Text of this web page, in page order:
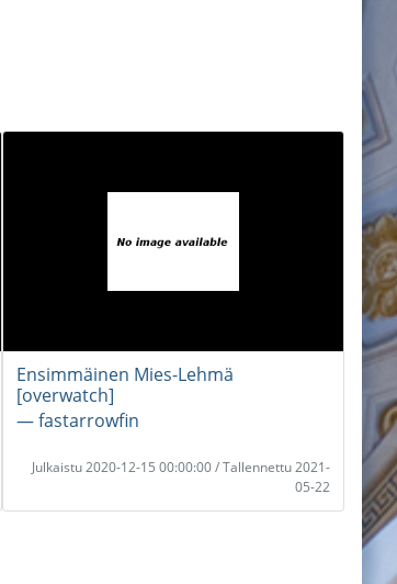
Ensimmäinen Mies-Lehmä
[overwatch]
― fastarrowfin
Julkaistu 2020-12-15 00:00:00 / Tallennettu 2021-
05-22